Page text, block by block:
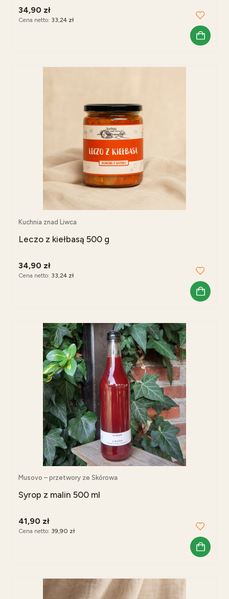
34,90 zł
Cena netto: 33,24 zł
Leczo z kiełbasą 500 g
Kuchnia znad Liwca
34,90 zł
Cena netto: 33,24 zł
Syrop z malin 500 ml
Musovo – przetwory ze Skórowa
41,90 zł
Cena netto: 39,90 zł